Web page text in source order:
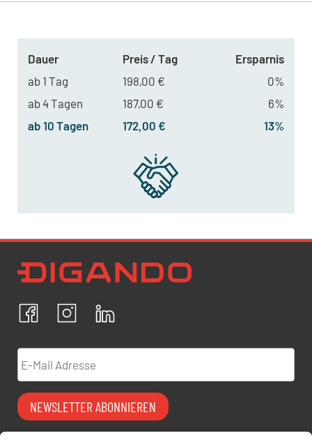
Dauer Preis / Tag
Ersparnis
ab 1 Tag
198,00 €
0%
ab 4 Tagen
187,00 €
6%
ab 10 Tagen
172,00 € 13%
FacebookInstagram
Ich bestätige, dass ich die
Datenschutzrichtlinien
personenbezogenen Daten einverstanden.
E-Mail Adresse
NEWSLETTER ABONNIEREN